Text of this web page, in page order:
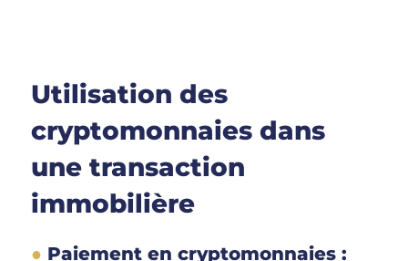
Utilisation des
cryptomonnaies dans
une transaction
immobilière
Paiement en cryptomonnaies :